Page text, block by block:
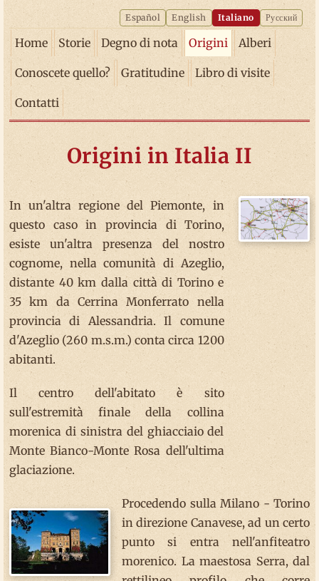
Español English Italiano Русский
Home Storie Degno di nota Origini Alberi
Conoscete quello? Gratitudine Libro di visite
Contatti
Origini in Italia II
In un'altra regione del Piemonte, in
questo caso in provincia di Torino,
esiste un'altra presenza del nostro
cognome, nella comunità di Azeglio,
distante 40 km dalla città di Torino e
35 km da Cerrina Monferrato nella
provincia di Alessandria. Il comune
d'Azeglio (260 m.s.m.) conta circa 1200
abitanti.
Il centro dell'abitato è sito
sull'estremità finale della collina
morenica di sinistra del ghiacciaio del
Monte Bianco-Monte Rosa dell'ultima
glaciazione.
Procedendo sulla Milano - Torino
in direzione Canavese, ad un certo
punto si entra nell'anfiteatro
morenico. La maestosa Serra, dal